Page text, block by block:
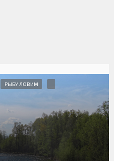
РЫБУ ЛОВИМ